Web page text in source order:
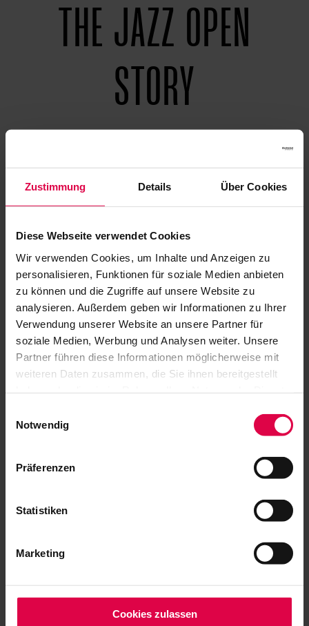
Zustimmung Details Über Cookies
Diese Webseite verwendet Cookies
Wir verwenden Cookies, um Inhalte und Anzeigen zu
personalisieren, Funktionen für soziale Medien anbieten
zu können und die Zugriffe auf unsere Website zu
analysieren. Außerdem geben wir Informationen zu Ihrer
Verwendung unserer Website an unsere Partner für
soziale Medien, Werbung und Analysen weiter. Unsere
Partner führen diese Informationen möglicherweise mit
weiteren Daten zusammen, die Sie ihnen bereitgestellt
Notwendig
Präferenzen
Statistiken
Marketing
Cookies zulassen
THE JAZZ OPEN
STORY
2005
Jazz Open moves to Pariser Platz Open Air with a
capacity of almost 5,000 music fans for the first
time. Artists include James Brown, Katie Melua,
and Till Brönner.